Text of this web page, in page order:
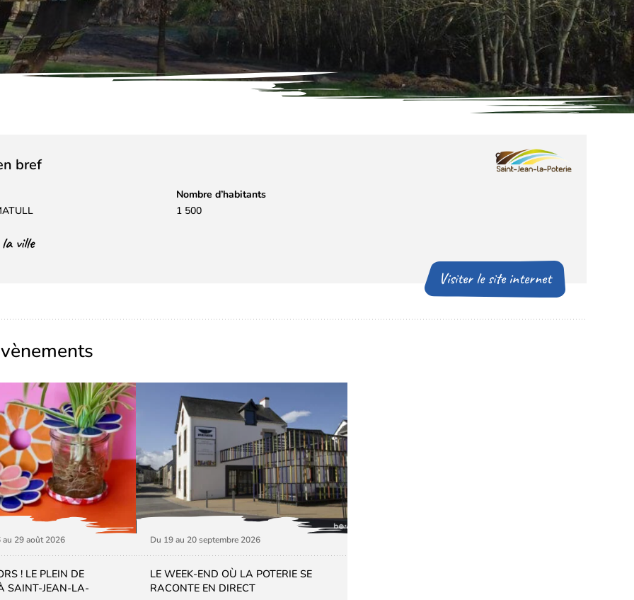
bref
Nombre d’habitants
1 500
ville
Visiter le site internet
29 août 2026
! LE PLEIN DE
SAINT-JEAN-LA-
Du 19 au 20 septembre 2026
LE WEEK-END OÙ LA POTERIE SE
RACONTE EN DIRECT